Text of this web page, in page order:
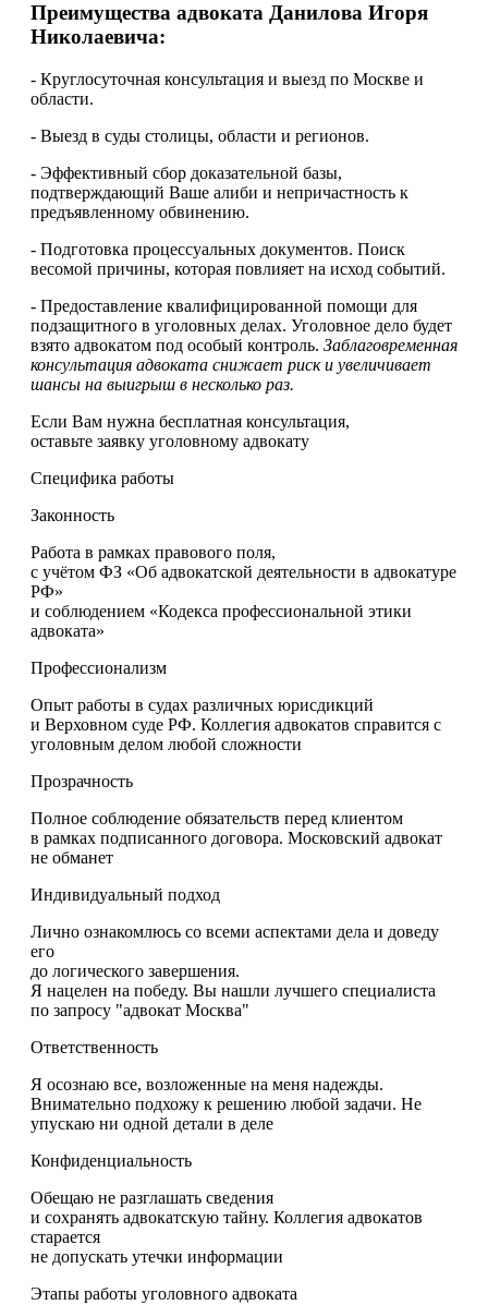
Преимущества адвоката Данилова Игоря
Николаевича:
- Круглосуточная консультация и выезд по Москве и
области.
- Выезд в суды столицы, области и регионов.
- Эффективный сбор доказательной базы,
подтверждающий Ваше алиби и непричастность к
предъявленному обвинению.
- Подготовка процессуальных документов. Поиск
весомой причины, которая повлияет на исход событий.
- Предоставление квалифицированной помощи для
подзащитного в уголовных делах. Уголовное дело будет
взято адвокатом под особый контроль. Заблаговременная
консультация адвоката снижает риск и увеличивает
шансы на выигрыш в несколько раз.
Если Вам нужна бесплатная консультация,
оставьте заявку уголовному адвокату
Специфика работы
Законность
Работа в рамках правового поля,
с учётом ФЗ «Об адвокатской деятельности в адвокатуре
РФ»
и соблюдением «Кодекса профессиональной этики
адвоката»
Профессионализм
Опыт работы в судах различных юрисдикций
и Верховном суде РФ. Коллегия адвокатов справится с
уголовным делом любой сложности
Прозрачность
Полное соблюдение обязательств перед клиентом
в рамках подписанного договора. Московский адвокат
не обманет
Индивидуальный подход
Лично ознакомлюсь со всеми аспектами дела и доведу
его
до логического завершения.
Я нацелен на победу. Вы нашли лучшего специалиста
по запросу "адвокат Москва"
Ответственность
Я осознаю все, возложенные на меня надежды.
Внимательно подхожу к решению любой задачи. Не
упускаю ни одной детали в деле
Конфиденциальность
Обещаю не разглашать сведения
и сохранять адвокатскую тайну. Коллегия адвокатов
старается
не допускать утечки информации
Этапы работы уголовного адвоката